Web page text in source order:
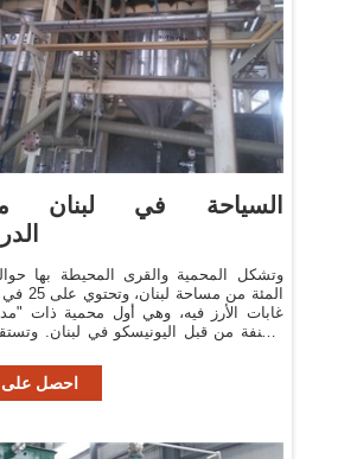
السياحة في لبنان
المئة من
غابات الأرز فيه، وهي أول محمية ذات
مصنفة من قبل اليونيسكو في لبنان.
احصل على